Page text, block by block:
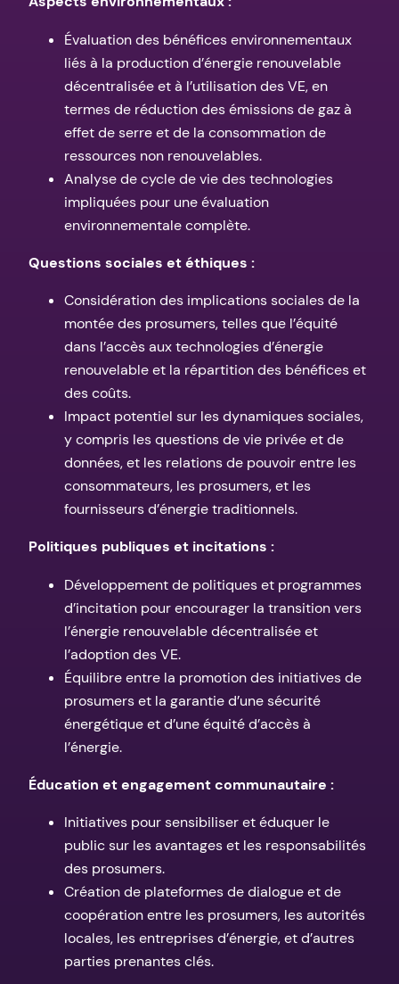
Évaluation des bénéfices environnementaux
liés à la production d’énergie renouvelable
décentralisée et à l’utilisation des VE, en
termes de réduction des émissions de gaz à
effet de serre et de la consommation de
ressources non renouvelables.
Analyse de cycle de vie des technologies
impliquées pour une évaluation
environnementale complète.
Questions sociales et éthiques :
Considération des implications sociales de la
montée des prosumers, telles que l’équité
dans l’accès aux technologies d’énergie
renouvelable et la répartition des bénéfices et
des coûts.
Impact potentiel sur les dynamiques sociales,
y compris les questions de vie privée et de
données, et les relations de pouvoir entre les
consommateurs, les prosumers, et les
fournisseurs d’énergie traditionnels.
Politiques publiques et incitations :
Développement de politiques et programmes
d’incitation pour encourager la transition vers
l’énergie renouvelable décentralisée et
l’adoption des VE.
Équilibre entre la promotion des initiatives de
prosumers et la garantie d’une sécurité
énergétique et d’une équité d’accès à
l’énergie.
Éducation et engagement communautaire :
Initiatives pour sensibiliser et éduquer le
public sur les avantages et les responsabilités
des prosumers.
Création de plateformes de dialogue et de
coopération entre les prosumers, les autorités
locales, les entreprises d’énergie, et d’autres
parties prenantes clés.